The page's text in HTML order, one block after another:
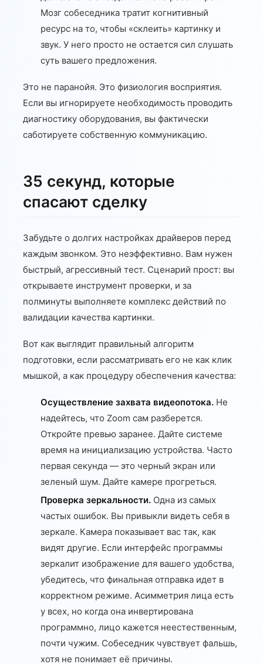
Мозг собеседника тратит когнитивный
ресурс на то, чтобы «склеить» картинку и
звук. У него просто не остается сил слушать
суть вашего предложения.
Это не паранойя. Это физиология восприятия.
Если вы игнорируете необходимость проводить
диагностику оборудования, вы фактически
саботируете собственную коммуникацию.
35 секунд, которые
спасают сделку
Забудьте о долгих настройках драйверов перед
каждым звонком. Это неэффективно. Вам нужен
быстрый, агрессивный тест. Сценарий прост: вы
открываете инструмент проверки, и за
полминуты выполняете комплекс действий по
валидации качества картинки.
Вот как выглядит правильный алгоритм
подготовки, если рассматривать его не как клик
мышкой, а как процедуру обеспечения качества:
Осуществление захвата видеопотока. Не
надейтесь, что Zoom сам разберется.
Откройте превью заранее. Дайте системе
время на инициализацию устройства. Часто
первая секунда — это черный экран или
зеленый шум. Дайте камере прогреться.
Проверка зеркальности. Одна из самых
частых ошибок. Вы привыкли видеть себя в
зеркале. Камера показывает вас так, как
видят другие. Если интерфейс программы
зеркалит изображение для вашего удобства,
убедитесь, что финальная отправка идет в
корректном режиме. Асимметрия лица есть
у всех, но когда она инвертирована
программно, лицо кажется неестественным,
почти чужим. Собеседник чувствует фальшь,
хотя не понимает её причины.